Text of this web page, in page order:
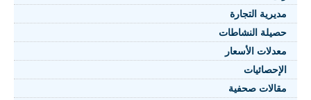
النصوص 2021
FRANÇAIS
مديرية التجارة
حصيلة النشاطات
معدلات الأسعار
الإحصائيات
مقالات صحفية